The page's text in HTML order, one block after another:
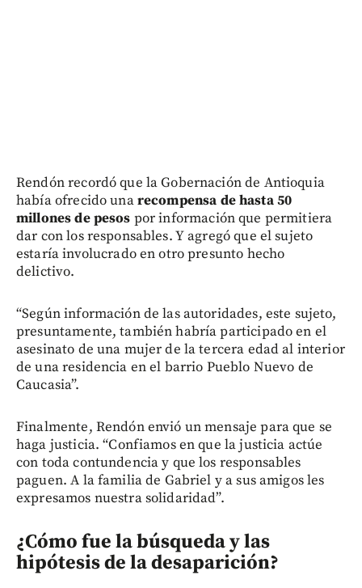
Rendón recordó que la Gobernación de Antioquia
había ofrecido unarecompensa de hasta 50
millones de pesos por información que permitiera
dar con los responsables. Y agregó que el sujeto
estaría involucrado en otro presunto hecho
delictivo.
“Según información de las autoridades, este sujeto,
presuntamente, también habría participado en el
asesinato de una mujer de la tercera edad al interior
de una residencia en el barrio Pueblo Nuevo de
Caucasia”.
Finalmente, Rendón envió un mensaje para que se
haga justicia. “Confiamos en que la justicia actúe
con toda contundencia y que los responsables
paguen. A la familia de Gabriel y a sus amigos les
expresamos nuestra solidaridad”.
¿Cómo fue la búsqueda y las
hipótesis de la desaparición?